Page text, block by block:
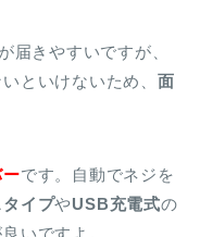
届きやすいですが、
といけないため、 面
です。自動でネジを
タイプやUSB充電式の
いですよ。